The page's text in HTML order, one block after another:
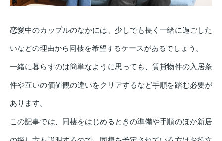
恋愛中のカップルのなかには、少しでも長く一緒に過ごした
いなどの理由から同棲を希望するケースがあるでしょう。
一緒に暮らすのは簡単なように思っても、賃貸物件の入居条
件や互いの価値観の違いをクリアするなど手順を踏む必要が
あります。
この記事では、同棲をはじめるときの準備や手順のほか新居